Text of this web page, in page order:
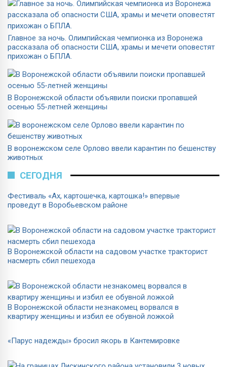
Главное за ночь. Олимпийская чемпионка из Воронежа
рассказала об опасности США, храмы и мечети оповестят
прихожан о БПЛА.
В Воронежской области объявили поиски пропавшей
осенью 55-летней женщины
В воронежском селе Орлово ввели карантин по бешенству
животных
СЕГОДНЯ
Фестиваль «Ах, картошечка, картошка!» впервые
проведут в Воробьевском районе
В Воронежской области на садовом участке тракторист
насмерть сбил пешехода
В Воронежской области незнакомец ворвался в
квартиру женщины и избил ее обувной ложкой
«Парус надежды» бросил якорь в Кантемировке